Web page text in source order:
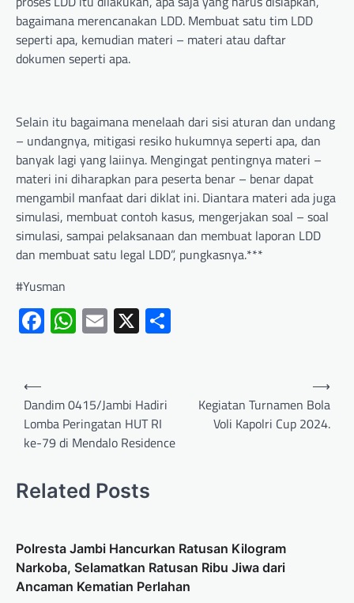
bagaimana merencanakan LDD. Membuat satu tim LDD
seperti apa, kemudian materi – materi atau daftar
dokumen seperti apa.
Selain itu bagaimana menelaah dari sisi aturan dan undang
– undangnya, mitigasi resiko hukumnya seperti apa, dan
banyak lagi yang laiinya. Mengingat pentingnya materi –
materi ini diharapkan para peserta benar – benar dapat
mengambil manfaat dari diklat ini. Diantara materi ada juga
simulasi, membuat contoh kasus, mengerjakan soal – soal
simulasi, sampai pelaksanaan dan membuat laporan LDD
dan membuat satu legal LDD”, pungkasnya.***
#Yusman
Facebook
WhatsApp
Email
X
⟵
Dandim 0415/Jambi Hadiri
Lomba Peringatan HUT RI
ke-79 di Mendalo Residence
Kegiatan Turnamen Bola
Voli Kapolri Cup 2024.
⟶
Related Posts
Polresta Jambi Hancurkan Ratusan Kilogram
Narkoba, Selamatkan Ratusan Ribu Jiwa dari
Ancaman Kematian Perlahan